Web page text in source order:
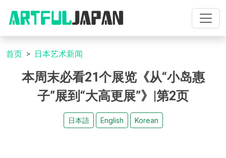
首页 日本艺术新闻
本周末必看21个展览《从“小岛惠
子”展到“大高更展”》|第2页
日本語 English Korean